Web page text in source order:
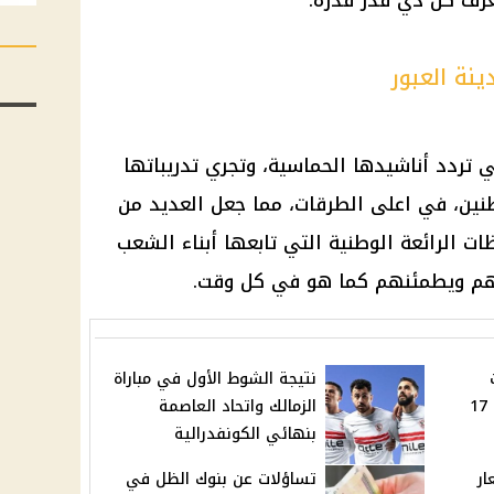
العبور
أناشيدها الحماسية، وتجري تدريباتها
في اعلى الطرقات، مما جعل العديد من
الرائعة الوطنية التي تابعها أبناء الشعب
ويطمئنهم كما هو في كل وقت.
الحرارة غدا الأحد الموافق 17
نتيجة الشوط الأول في مباراة
الزمالك واتحاد العاصمة
بنهائي الكونفدرالية
تساؤلات عن بنوك الظل في